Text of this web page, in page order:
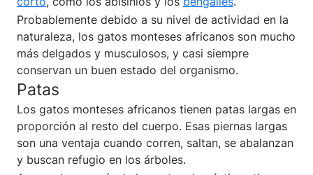
Probablemente debido a su nivel de actividad en la
naturaleza, los gatos monteses africanos son mucho
más delgados y musculosos, y casi siempre
conservan un buen estado del organismo.
Patas
Los gatos monteses africanos tienen patas largas en
proporción al resto del cuerpo. Esas piernas largas
son una ventaja cuando corren, saltan, se abalanzan
y buscan refugio en los árboles.